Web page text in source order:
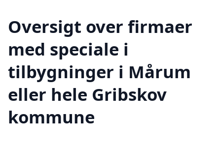
Oversigt over firmaer
med speciale i
tilbygninger i Mårum
eller hele Gribskov
kommune